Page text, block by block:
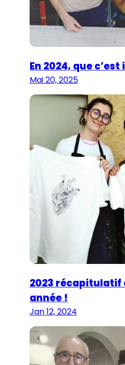
En 2024, que c’est
Mai 20, 2025
2023 récapitulatif
année !
Jan 12, 2024